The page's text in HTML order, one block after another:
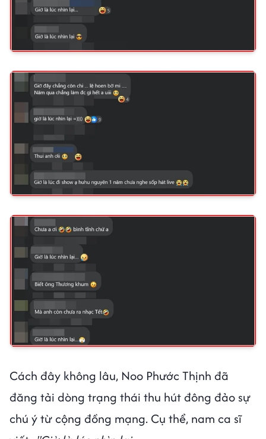
Cách đây không lâu, Noo Phước Thịnh đã
đăng tải dòng trạng thái thu hút đông đảo sự
chú ý từ cộng đồng mạng. Cụ thể, nam ca sĩ